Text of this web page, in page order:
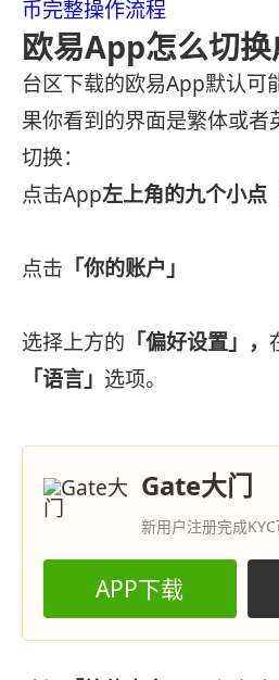
币完整操作流程
欧易App怎么切换
台区下载的欧易App默认可
果你看到的界面是繁体或者
切换：
点击App左上角的九个小点
点击 「你的账户」
选择上方的 「偏好设置」，
「语言」 选项。
Gate大门
新用户注册完成
APP下载